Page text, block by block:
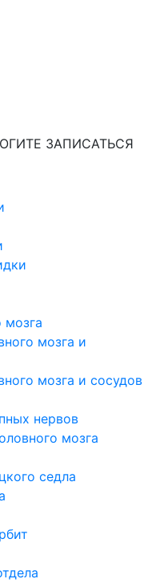
ЗАПИСАТЬСЯ
мозга
мозга и
мозга и сосудов
нервов
мозга
седла